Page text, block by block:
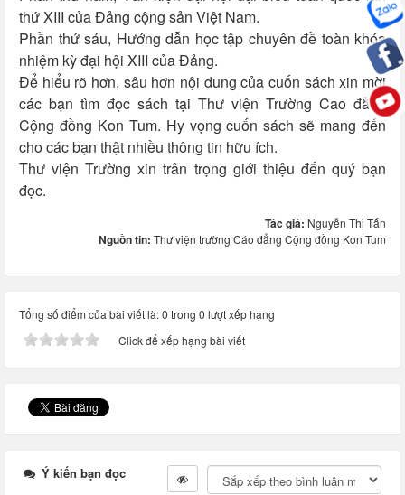
thứ XIII của Đảng cộng sản Việt Nam.
Phần thứ sáu, Hướng dẫn học tập chuyên đề toàn khóa
nhiệm kỳ đại hội XIII của Đảng.
Để hiểu rõ hơn, sâu hơn nội dung của cuốn sách xin mời
các bạn tìm đọc sách tại Thư viện Trường Cao đẳng
Cộng đồng Kon Tum. Hy vọng cuốn sách sẽ mang đến
cho các bạn thật nhiều thông tin hữu ích.
Thư viện Trường xin trân trọng giới thiệu đến quý bạn
đọc.
Tác giả: Nguyễn Thị Tấn
Nguồn tin: Thư viện trường Cáo đẳng Cộng đồng Kon Tum
Tổng số điểm của bài viết là: 0 trong 0 lượt xếp hạng
Click để xếp hạng bài viết
Ý kiến bạn đọc